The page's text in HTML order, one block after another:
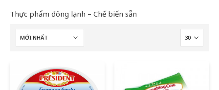
Thực phẩm đông lạnh – Chế biến sẵn